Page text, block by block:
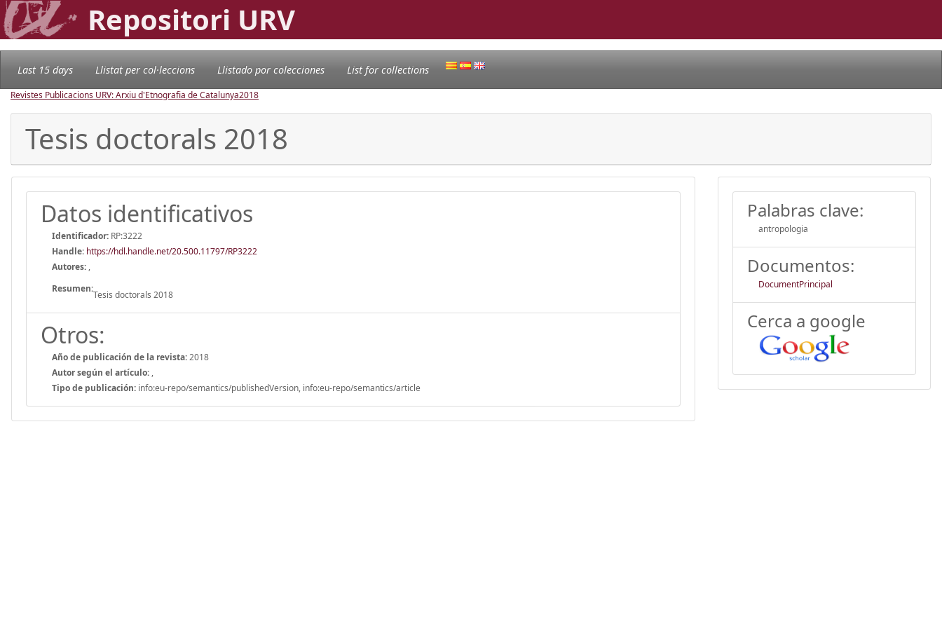
Repositori URV
Last 15 days Llistat per col·leccions Llistado por colecciones List for collections
Revistes Publicacions URV: Arxiu d'Etnografia de Catalunya2018
Tesis doctorals 2018
Datos identificativos
Identificador: RP:3222
Handle: https://hdl.handle.net/20.500.11797/RP3222
Autores: ,
Resumen:
Tesis doctorals 2018
Otros:
Año de publicación de la revista:2018
Autor según el artículo: ,
Tipo de publicación: info:eu-repo/semantics/publishedVersion, info:eu-repo/semantics/article
Palabras clave:
antropologia
Documentos:
DocumentPrincipal
Cerca a google